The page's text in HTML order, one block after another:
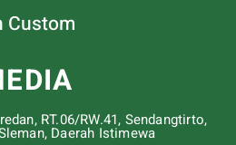
Custom
RT.06/RW.41, Sendangtirto,
Daerah Istimewa